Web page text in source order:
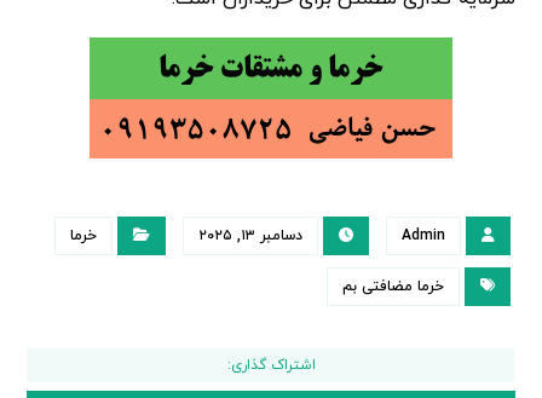
Admin دسامبر ۱۳, ۲۰۲۵ خرما
خرما مضافتی بم